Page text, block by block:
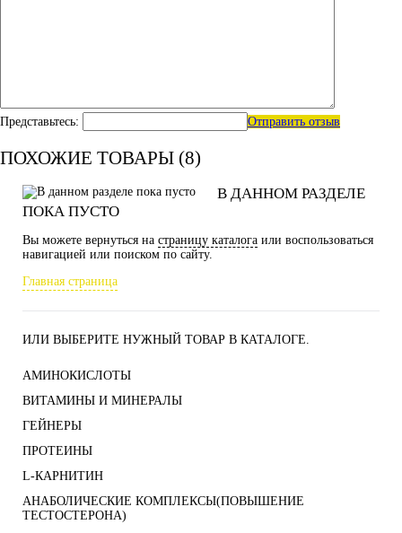
Представьтесь: Отправить отзыв
ПОХОЖИЕ ТОВАРЫ (8)
В ДАННОМ РАЗДЕЛЕ
ПОКА ПУСТО
Вы можете вернуться на страницу каталога или воспользоваться
навигацией или поиском по сайту.
Главная страница
ИЛИ ВЫБЕРИТЕ НУЖНЫЙ ТОВАР В КАТАЛОГЕ.
АМИНОКИСЛОТЫ
ВИТАМИНЫ И МИНЕРАЛЫ
ГЕЙНЕРЫ
ПРОТЕИНЫ
L-КАРНИТИН
АНАБОЛИЧЕСКИЕ КОМПЛЕКСЫ(ПОВЫШЕНИЕ
ТЕСТОСТЕРОНА)